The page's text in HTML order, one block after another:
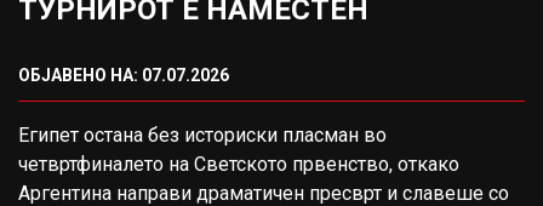
ТУРНИРОТ Е НАМЕСТЕН
ОБЈАВЕНО НА: 07.07.2026
Египет остана без историски пласман во
четвртфиналето на Светското првенство, откако
Аргентина направи драматичен пресврт и славеше со